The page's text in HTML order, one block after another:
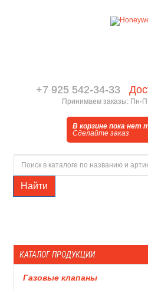
+7 925 542-34-33
Принимаем заказы: Пн-
В корзине пока нет
Сделайте заказ
Найти
КАТАЛОГ ПРОДУКЦИИ
Газовые клапаны